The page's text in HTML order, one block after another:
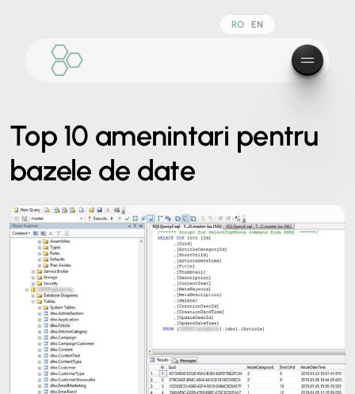
RO EN
Top 10 amenintari pentru
bazele de date